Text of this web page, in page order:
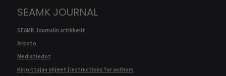
SEAMK JOURNAL
SEAMK Journalin artikkelit
Arkisto
Mediatiedot
Kirjoittajan ohjeet | Instructions for authors